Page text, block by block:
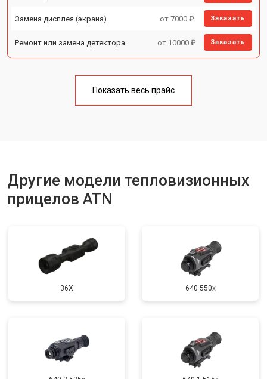
Замена дисплея (экрана) от 7000 ₽ Заказать
Ремонт или замена детектора от 10000 ₽ Заказать
Показать весь прайс
Другие модели тепловизионных
прицелов ATN
36X 640 550x